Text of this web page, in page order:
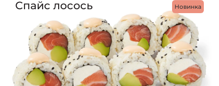
Новинка
Спайс лосось